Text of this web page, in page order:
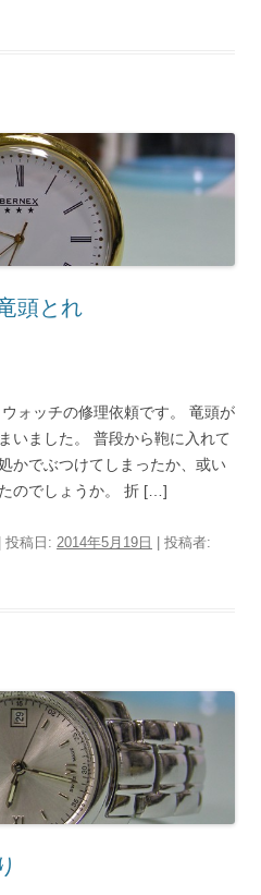
頭とれ
ォッチの修理依頼です。 竜頭が
いました。 普段から鞄に入れて
かでぶつけてしまったか、或い
のでしょうか。 折 […]
| 投稿日: 2014年5月19日
投稿者: